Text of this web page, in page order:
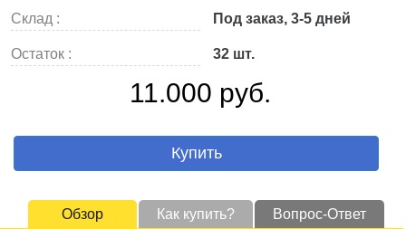
Склад : Под заказ, 3-5 дней
Остаток : 32 шт.
11.000 руб.
Купить
Обзор Как купить? Вопрос-Ответ